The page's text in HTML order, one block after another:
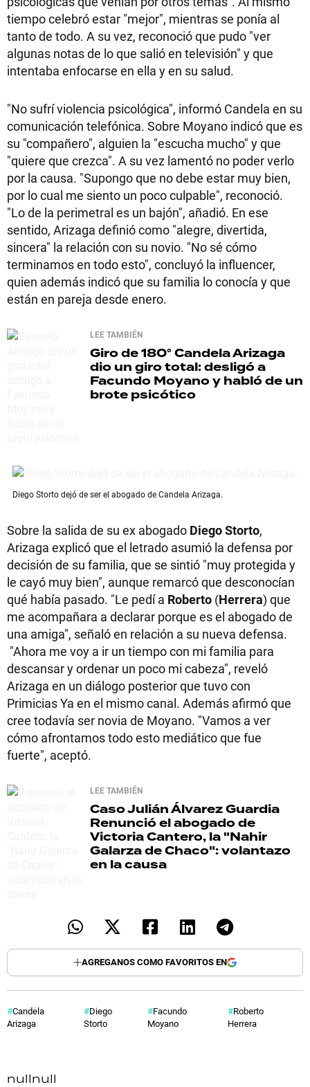
tiempo celebró estar "mejor", mientras se ponía al
tanto de todo. A su vez, reconoció que pudo "ver
algunas notas de lo que salió en televisión" y que
intentaba enfocarse en ella y en su salud.
"No sufrí violencia psicológica", informó Candela en su
comunicación telefónica. Sobre Moyano indicó que es
su "compañero", alguien la "escucha mucho" y que
"quiere que crezca". A su vez lamentó no poder verlo
por la causa. "Supongo que no debe estar muy bien,
por lo cual me siento un poco culpable", reconoció.
"Lo de la perimetral es un bajón", añadió. En ese
sentido, Arizaga definió como "alegre, divertida,
sincera" la relación con su novio. "No sé cómo
terminamos en todo esto", concluyó la influencer,
quien además indicó que su familia lo conocía y que
están en pareja desde enero.
LEE TAMBIÉN
Giro de 180°Candela Arizaga
dio un giro total: desligó a
Facundo Moyano y habló de un
brote psicótico
Diego Storto dejó de ser el abogado de Candela Arizaga.
Sobre la salida de su ex abogado Diego Storto,
Arizaga explicó que el letrado asumió la defensa por
decisión de su familia, que se sintió "muy protegida y
le cayó muy bien", aunque remarcó que desconocían
qué había pasado. "Le pedí a Roberto (Herrera) que
me acompañara a declarar porque es el abogado de
una amiga", señaló en relación a su nueva defensa.
"Ahora me voy a ir un tiempo con mi familia para
descansar y ordenar un poco mi cabeza", reveló
Arizaga en un diálogo posterior que tuvo con
Primicias Ya en el mismo canal. Además afirmó que
cree todavía ser novia de Moyano. "Vamos a ver
cómo afrontamos todo esto mediático que fue
fuerte", aceptó.
LEE TAMBIÉN
Caso Julián Álvarez Guardia
Renunció el abogado de
Victoria Cantero, la "Nahir
Galarza de Chaco": volantazo
en la causa
AGREGANOS COMO FAVORITOS EN
Candela
Arizaga
Diego
Storto
Facundo
Moyano
Roberto
Herrera
nullnull